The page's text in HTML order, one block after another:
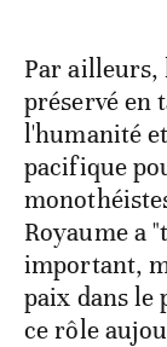
Par ailleurs,
préservé en
l'humanité
pacifique
Royaume a
important,
paix dans le
ce rôle